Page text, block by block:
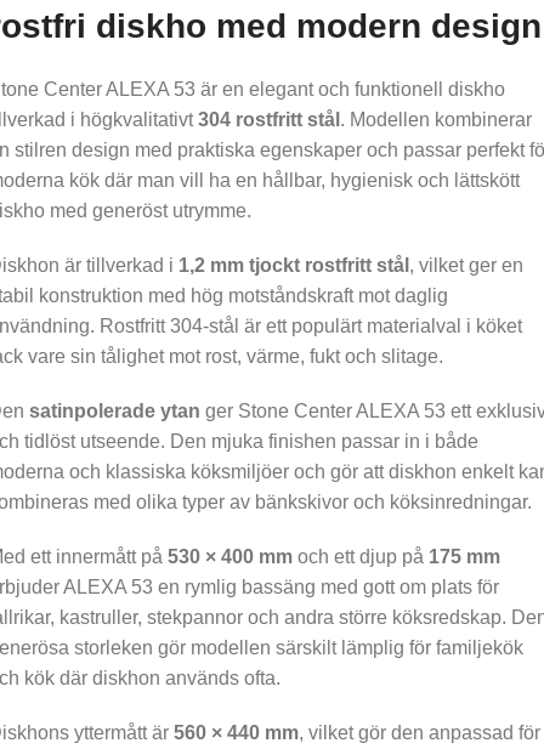
diskho med modern design
Center ALEXA 53 är en elegant och funktionell diskho
i högkvalitativt304 rostfritt stål . Modellen kombinerar
stilren design med praktiska egenskaper och passar perfekt
kök där man vill ha en hållbar, hygienisk och lättskött
med generöst utrymme.
är tillverkad i 1,2 mm tjockt rostfritt stål , vilket ger en
konstruktion med hög motståndskraft mot daglig
Rostfritt 304-stål är ett populärt materialval i köket
vare sin tålighet mot rost, värme, fukt och slitage.
satinpolerade ytan ger Stone Center ALEXA 53 ett
tidlöst utseende. Den mjuka finishen passar in i både
och klassiska köksmiljöer och gör att diskhon enkelt
med olika typer av bänkskivor och köksinredningar.
ett innermått på 530 × 400 mm och ett djup på 175 mm
ALEXA 53 en rymlig bassäng med gott om plats för
kastruller, stekpannor och andra större köksredskap.
storleken gör modellen särskilt lämplig för familjekök
kök där diskhon används ofta.
yttermått är 560 × 440 mm, vilket gör den anpassad för